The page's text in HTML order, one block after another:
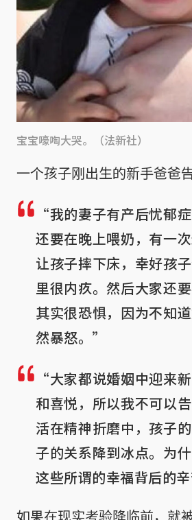
宝宝嚎啕大哭。（法新社）
一个孩子刚出生的新手爸爸告
“我的妻子有产后忧郁
还要在晚上喂奶，有一
让孩子摔下床，幸好孩
里很内疚。然后大家还
其实很恐惧，因为不知
然暴怒。”
“大家都说婚姻中迎来
和喜悦，所以我不可以
活在精神折磨中，孩子
子的关系降到冰点。为
这些所谓的幸福背后的
如果在现实考验降临前，就